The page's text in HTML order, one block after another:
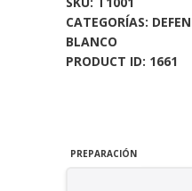
CATEGORÍAS:
BLANCO
PRODUCT ID: 1661
PREPARACIÓN